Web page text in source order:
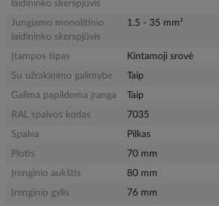
laidininko skerspjūvis
Jungiamo monolitinio
laidininko skerspjūvis
1.5 - 35 mm²
Įtampos tipas
Kintamoji srovė
Su užrakinimo galimybe
Taip
Galima papildoma įranga
Taip
RAL spalvos kodas
7035
Spalva
Pilkas
Plotis
70 mm
Įrenginio aukštis
80 mm
Įrenginio gylis
76 mm